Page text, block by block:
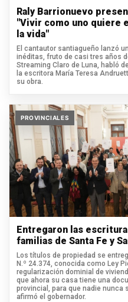
Raly Barrionuevo
"Vivir como uno quiere
la vida"
El cantautor santiagueño lanzó
inéditas, fruto de casi tres años
Streaming Claro de Luna, habló
la escritora María Teresa
su obra.
PROVINCIALES
Entregaron las
familias de Santa Fe y
Los títulos de propiedad se
N.º 24.374, conocida como Ley
regularización dominial de
que ahora su casa tiene una
provincial, para que nadie nunca
afirmó el gobernador.